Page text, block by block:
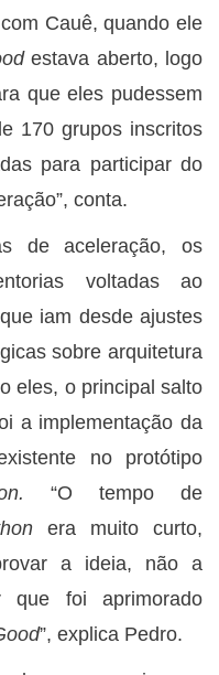
Cauê, quando ele
estava aberto, logo
que eles pudessem
170 grupos inscritos
para participar do
conta.
de aceleração, os
voltadas ao
iam desde ajustes
sobre arquitetura
eles, o principal salto
a implementação da
no protótipo
“O tempo de
era muito curto,
a ideia, não a
que foi aprimorado
”, explica Pedro.